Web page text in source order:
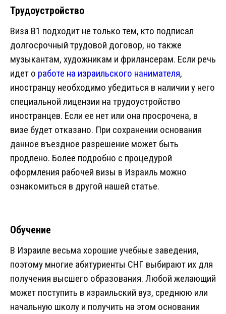
Трудоустройство
Виза B1 подходит не только тем, кто подписал
долгосрочный трудовой договор, но также
музыкантам, художникам и фрилансерам. Если речь
идет о работе на израильского нанимателя,
иностранцу необходимо убедиться в наличии у него
специальной лицензии на трудоустройство
иностранцев. Если ее нет или она просрочена, в
визе будет отказано. При сохранении основания
данное въездное разрешение может быть
продлено. Более подробно с процедурой
оформления рабочей визы в Израиль можно
ознакомиться в другой нашей статье.
Обучение
В Израиле весьма хорошие учебные заведения,
поэтому многие абитуриенты СНГ выбирают их для
получения высшего образования. Любой желающий
может поступить в израильский вуз, среднюю или
начальную школу и получить на этом основании